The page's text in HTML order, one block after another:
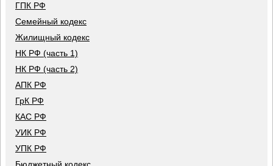
ГПК РФ
Семейный кодекс
Жилищный кодекс
НК РФ (часть 1)
НК РФ (часть 2)
АПК РФ
ГрК РФ
КАС РФ
УИК РФ
УПК РФ